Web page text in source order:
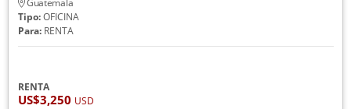
Guatemala
Tipo:OFICINA
Para:RENTA
RENTA
US$3,250 USD